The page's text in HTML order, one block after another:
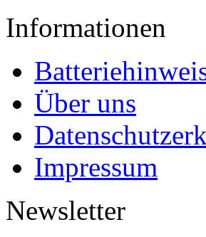
Informationen
Über uns
Impressum
Newsletter